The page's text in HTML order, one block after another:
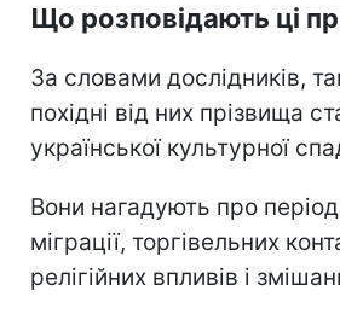
Що розповідають ці
За словами дослідників,
похідні від них прізвища
української культурної
Вони нагадують про
міграції, торгівельних
релігійних впливів і